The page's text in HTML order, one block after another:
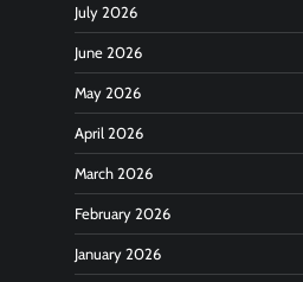
July 2026
June 2026
May 2026
April 2026
March 2026
February 2026
January 2026